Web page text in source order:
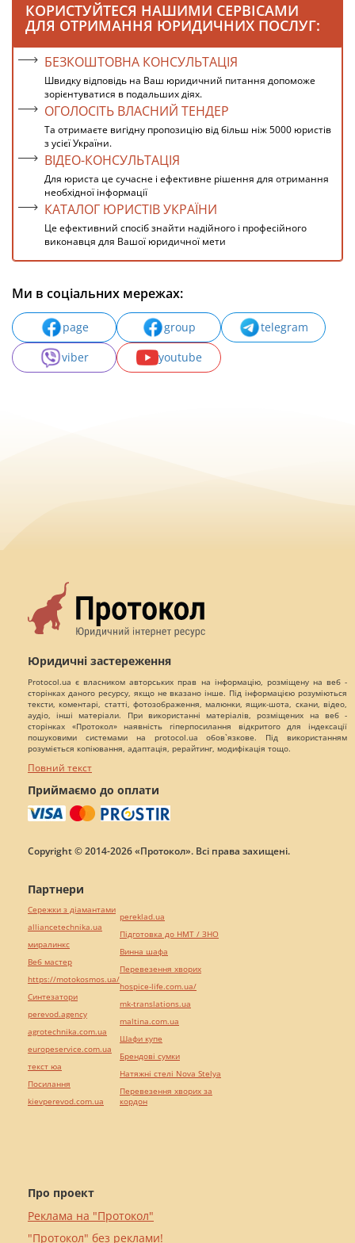
КОРИСТУЙТЕСЯ НАШИМИ СЕРВІСАМИ
ДЛЯ ОТРИМАННЯ ЮРИДИЧНИХ ПОСЛУГ:
БЕЗКОШТОВНА КОНСУЛЬТАЦІЯ
Швидку відповідь на Ваш юридичний питання допоможе
зорієнтуватися в подальших діях.
ОГОЛОСІТЬ ВЛАСНИЙ ТЕНДЕР
Та отримаєте вигідну пропозицію від більш ніж 5000 юристів
з усієї України.
ВІДЕО-КОНСУЛЬТАЦІЯ
Для юриста це сучасне і ефективне рішення для отримання
необхідної інформації
КАТАЛОГ ЮРИСТІВ УКРАЇНИ
Це ефективний спосіб знайти надійного і професійного
виконавця для Вашої юридичної мети
Ми в соціальних мережах:
page group
telegram
viber
youtube
Юридичні застереження
Protocol.ua є власником авторських прав на інформацію, розміщену на веб -
сторінках даного ресурсу, якщо не вказано інше. Під інформацією розуміються
тексти, коментарі, статті, фотозображення, малюнки, ящик-шота, скани, відео,
аудіо, інші матеріали. При використанні матеріалів, розміщених на веб -
сторінках «Протокол» наявність гіперпосилання відкритого для індексації
пошуковими системами на protocol.ua обов`язкове. Під використанням
розуміється копіювання, адаптація, рерайтинг, модифікація тощо.
Повний текст
Приймаємо до оплати
Copyright © 2014-2026 «Протокол». Всі права захищені.
Про проект
Реклама на "Протокол"
"Протокол" без реклами!
Партнери
Сережки з діамантами
alliancetechnika.ua
миралинкс
Веб мастер
https://motokosmos.ua/
Синтезатори
perevod.agency
agrotechnika.com.ua
europeservice.com.ua
текст юа
Посилання
kievperevod.com.ua
pereklad.ua
Підготовка до НМТ / ЗНО
Винна шафа
Перевезення хворих
hospice-life.com.ua/
mk-translations.ua
maltina.com.ua
Шафи купе
Брендові сумки
Натяжні стелі Nova Stelya
Перевезення хворих за
кордон